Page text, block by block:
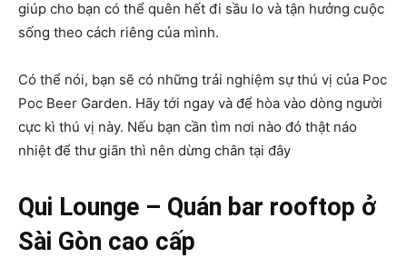
giúp cho bạn có thể quên hết đi sầu lo và tận hưởng cuộc
sống theo cách riêng của mình.
Có thể nói, bạn sẽ có những trải nghiệm sự thú vị của Poc
Poc Beer Garden. Hãy tới ngay và để hòa vào dòng người
cực kì thú vị này. Nếu bạn cần tìm nơi nào đó thật náo
nhiệt để thư giãn thì nên dừng chân tại đây
Qui Lounge – Quán bar rooftop ở
Sài Gòn cao cấp